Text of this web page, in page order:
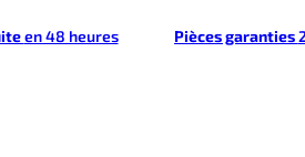
en 48 heures Pièces garanties